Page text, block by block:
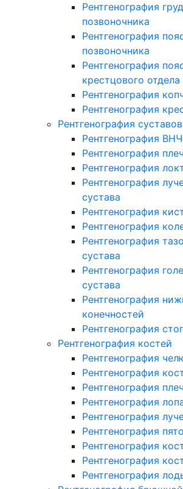
Рентгенография
позвоночника
Рентгенография
позвоночника
Рентгенография
крестцового
Рентгенография
Рентгенография
Рентгенография суставов
Рентгенография
Рентгенография
Рентгенография
Рентгенография
сустава
Рентгенография
Рентгенография
Рентгенография
сустава
Рентгенография
сустава
Рентгенография
конечностей
Рентгенография
Рентгенография костей
Рентгенография
Рентгенография
Рентгенография
Рентгенография
Рентгенография
Рентгенография
Рентгенография
Рентгенография
Рентгенография